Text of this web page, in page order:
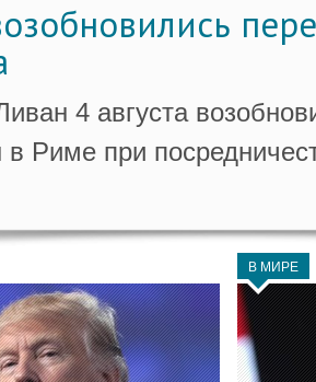
4 августа
в Риме при
В МИРЕ